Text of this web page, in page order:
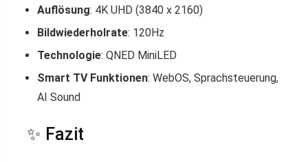
Auflösung: 4K UHD (3840 x 2160)
Bildwiederholrate: 120Hz
Technologie: QNED MiniLED
Smart TV Funktionen: WebOS, Sprachsteuerung,
AI Sound
✨ Fazit